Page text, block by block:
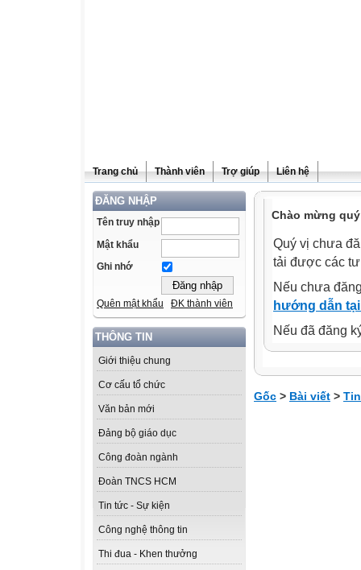
Trang chủ Thành viên Trợ giúp Liên hệ
ĐĂNG NHẬP
Tên truy nhập
Mật khẩu
Ghi nhớ
Quên mật khẩu ĐK thành viên
THÔNG TIN
Giới thiệu chung
Cơ cấu tổ chức
Văn bản mới
Đảng bộ giáo dục
Công đoàn ngành
Đoàn TNCS HCM
Tin tức - Sự kiện
Công nghệ thông tin
Thi đua - Khen thưởng
Chào mừng
Quý vị chưa
tải được các
Nếu chưa
hướng dẫn
Nếu đã đăng
Gốc > Bài viết >